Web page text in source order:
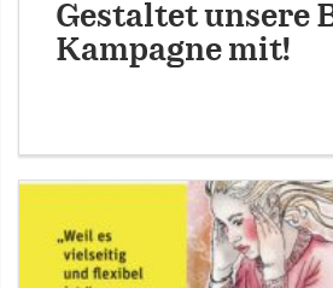
Gestaltet unsere
Kampagne mit!